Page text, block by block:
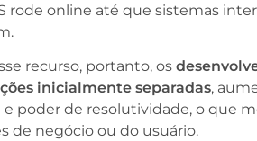
rode online até que sistemas
recurso, portanto, os
inicialmente separadas,
poder de resolutividade, o que
de negócio ou do usuário.